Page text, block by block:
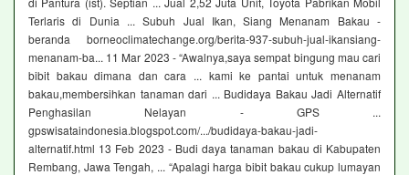
Terlaris di Dunia ... Subuh Jual Ikan, Siang Menanam Bakau -
beranda borneoclimatechange.org/berita-937-subuh-jual-ikansiang-
menanam-ba... 11 Mar 2023 - “Awalnya,saya sempat bingung mau cari
bibit bakau dimana dan cara ... kami ke pantai untuk menanam
bakau,membersihkan tanaman dari ... Budidaya Bakau Jadi Alternatif
Penghasilan Nelayan - GPS ...
gpswisataindonesia.blogspot.com/.../budidaya-bakau-jadi-
alternatif.html 13 Feb 2023 - Budi daya tanaman bakau di Kabupaten
Rembang, Jawa Tengah, ... “Apalagi harga bibit bakau cukup lumayan